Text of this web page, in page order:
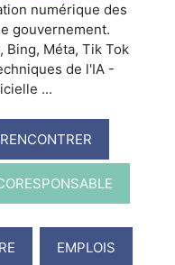
numérique des
gouvernement.
Méta, Tik Tok
de l'IA -
...
EMPLOIS